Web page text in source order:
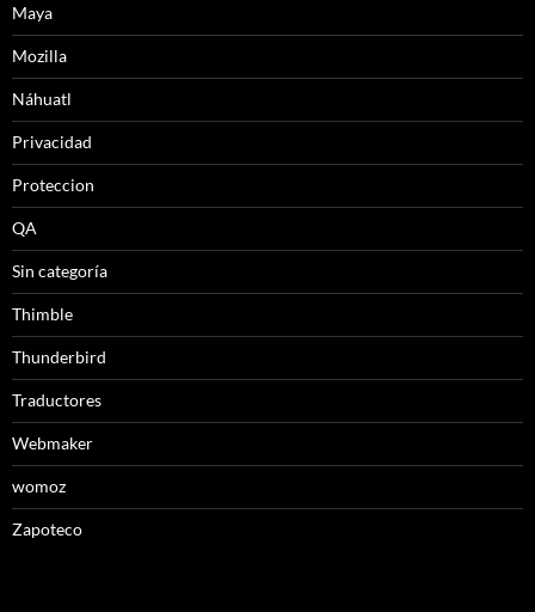
Maya
Mozilla
Náhuatl
Privacidad
Proteccion
QA
Sin categoría
Thimble
Thunderbird
Traductores
Webmaker
womoz
Zapoteco